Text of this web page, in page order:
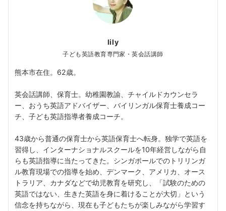
lily
子ども英語教育専門家・英会話講師
熊本市在住。62歳。
英会話講師、保育士。幼稚園教諭、チャイルドカウンセラ
ー、おうち英語アドバイザー、バイリンガル保育士養成コー
チ、子ども英語指導者養成コーチ。
43歳から普通の保育士から英語保育士へ転身。独学で英語を
習得し、インターナショナルスクールを10年経営しながら自
らも英語指導に当たってきた。シンガポールでのトリリンガ
ル教育現場での指導を始め、デンマーク、アメリカ、オース
トラリア、カナダなどで幼児教育を研究し、「試験のための
英語ではない、生きた英語を身に着けることが大切」という
信念を持ちながら、現在も子どもたちが楽しみながら学習す